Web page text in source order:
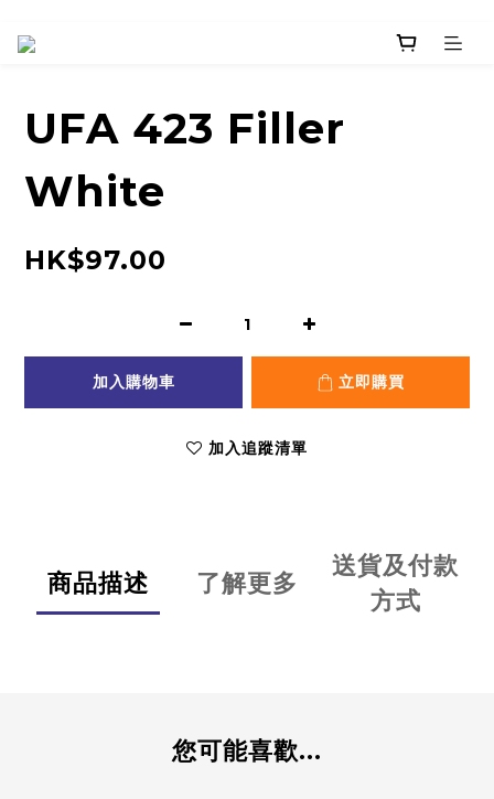
UFA 423 Filler
White
HK$97.00
加入購物車 立即購買
加入追蹤清單
商品描述 了解更多
送貨及付款
方式
您可能喜歡...